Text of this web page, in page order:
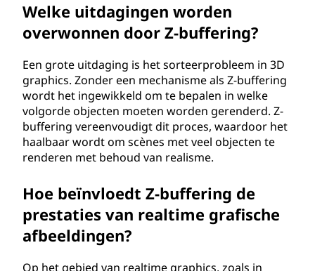
Welke uitdagingen worden
overwonnen door Z-buffering?
Een grote uitdaging is het sorteerprobleem in 3D
graphics. Zonder een mechanisme als Z-buffering
wordt het ingewikkeld om te bepalen in welke
volgorde objecten moeten worden gerenderd. Z-
buffering vereenvoudigt dit proces, waardoor het
haalbaar wordt om scènes met veel objecten te
renderen met behoud van realisme.
Hoe beïnvloedt Z-buffering de
prestaties van realtime grafische
afbeeldingen?
Op het gebied van realtime graphics, zoals in